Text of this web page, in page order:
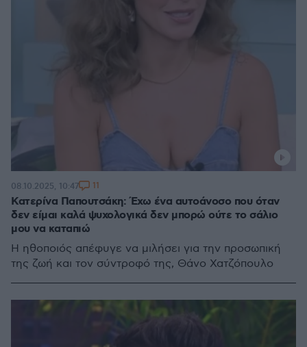
Κατερίνα Παπουτσάκη: Έχω ένα αυτοάνοσο που όταν
δεν είμαι καλά ψυχολογικά δεν μπορώ ούτε το σάλιο
μου να καταπιώ
Η ηθοποιός απέφυγε να μιλήσει για την προσωπική
της ζωή και τον σύντροφό της, Θάνο Χατζόπουλο
08.10.2025, 10:47 11